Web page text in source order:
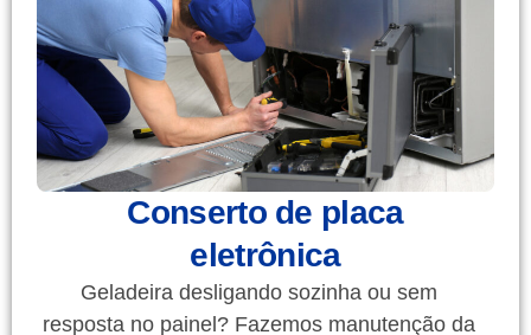
Conserto de placa
eletrônica
Geladeira desligando sozinha ou sem
resposta no painel? Fazemos manutenção da